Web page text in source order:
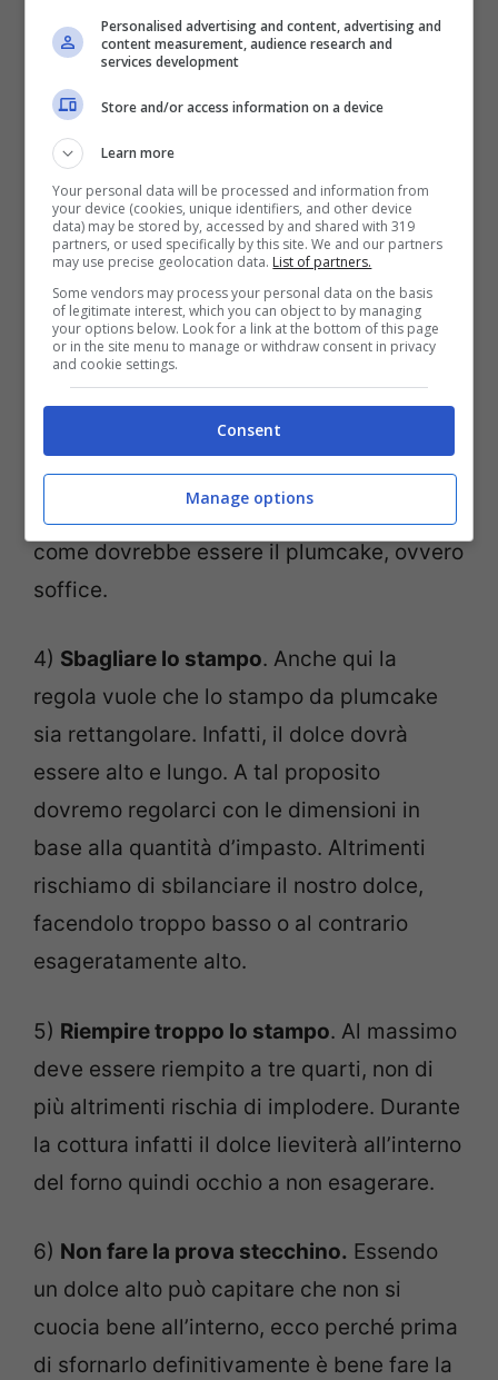
ingredienti.
3)Non seguire la ricetta.Alle volte
proviamo a inventarci una ricetta e
aggiungiamo la farina o altri ingredienti a
piacere. Se da un lato nessuno ci vieta di
sperimentare in cucina dall’altro, occhio,
perché uno squilibrio di ingredienti può far
sì che il nostro plumcake non venga alla
perfezione. Ad esempio se mettiamo poca
farina potrebbe non cuocersi bene e
rimanere gommoso all’interno. Al contrario
se ne mettiamo troppa potrebbe venire
troppo duro, praticamente il contrario di
come dovrebbe essere il plumcake, ovvero
soffice.
4) Sbagliare lo stampo. Anche qui la
regola vuole che lo stampo da plumcake
sia rettangolare. Infatti, il dolce dovrà
essere alto e lungo. A tal proposito
dovremo regolarci con le dimensioni in
base alla quantità d’impasto. Altrimenti
rischiamo di sbilanciare il nostro dolce,
facendolo troppo basso o al contrario
esageratamente alto.
5) Riempire troppo lo stampo. Al massimo
deve essere riempito a tre quarti, non di
più altrimenti rischia di implodere. Durante
la cottura infatti il dolce lieviterà all’interno
del forno quindi occhio a non esagerare.
6) Non fare la prova stecchino. Essendo
un dolce alto può capitare che non si
cuocia bene all’interno, ecco perché prima
di sfornarlo definitivamente è bene fare la
Personalised advertising and content, advertising and
content measurement, audience research and
services development
Store and/or access information on a device
Learn more
Your personal data will be processed and information from
your device (cookies, unique identifiers, and other device
data) may be stored by, accessed by and shared with 319
partners, or used specifically by this site. We and our partners
may use precise geolocation data. List of partners.
Some vendors may process your personal data on the basis
of legitimate interest, which you can object to by managing
your options below. Look for a link at the bottom of this page
or in the site menu to manage or withdraw consent in privacy
and cookie settings.
Consent
Manage options